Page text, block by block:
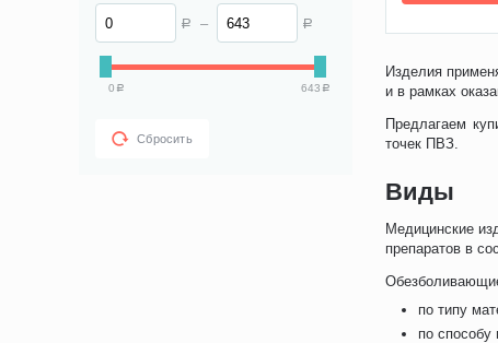
Изделия
и в рамках
Предлагаем
точек ПВЗ.
Виды
Медицинские
препаратов в
по типу
по способу
Р – Р
0 Р 643 Р
Сбросить